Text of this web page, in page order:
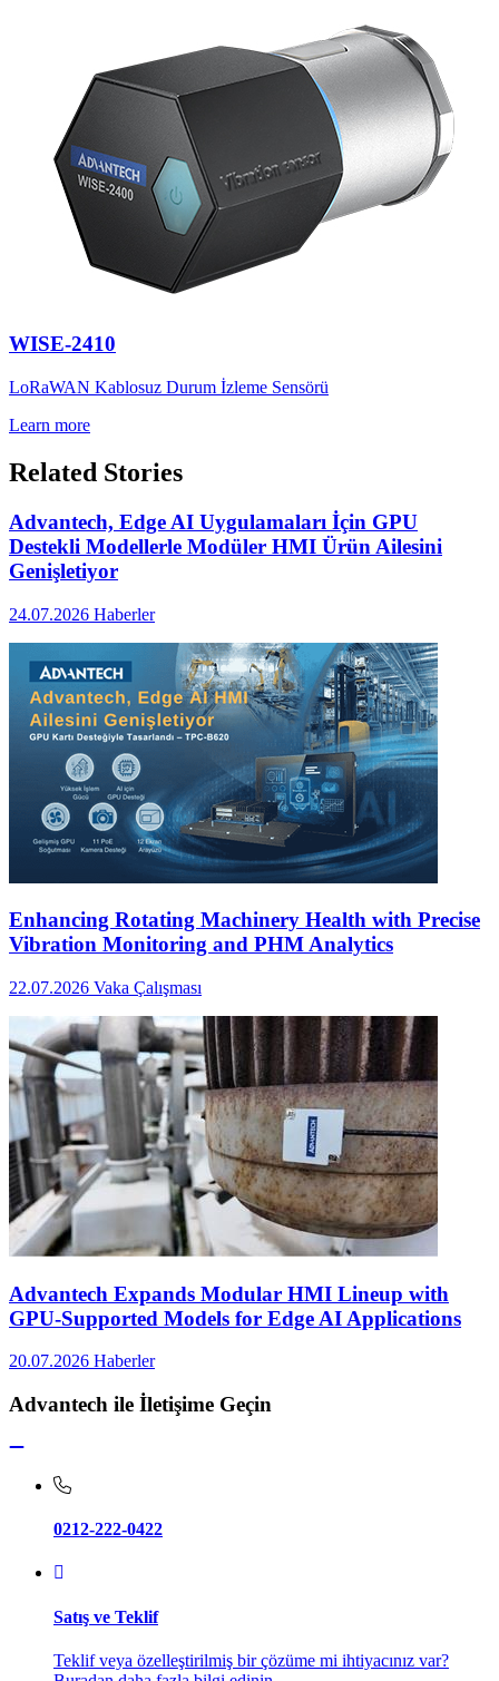
WISE-2410
LoRaWAN Kablosuz Durum İzleme Sensörü
Learn more
Related Stories
Advantech, Edge AI Uygulamaları İçin GPU
Destekli Modellerle Modüler HMI Ürün Ailesini
Genişletiyor
24.07.2026 Haberler
Enhancing Rotating Machinery Health with Precise
Vibration Monitoring and PHM Analytics
22.07.2026 Vaka Çalışması
Advantech Expands Modular HMI Lineup with
GPU-Supported Models for Edge AI Applications
20.07.2026 Haberler
Advantech ile İletişime Geçin
0212-222-0422
Satış ve Teklif
Teklif veya özelleştirilmiş bir çözüme mi ihtiyacınız var?